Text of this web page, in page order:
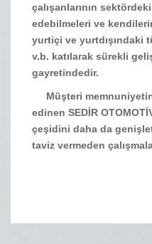
çalışanlarının
edebilmeleri ve
yurtiçi ve yurtdışındaki
v.b. katılarak sürekli
gayretindedir.
Müşteri
edinen SEDİR
çeşidini daha da
taviz vermeden